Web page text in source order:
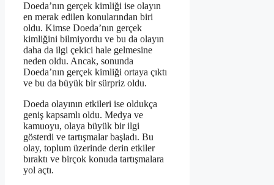
Doeda’nın gerçek kimliği ise olayın
en merak edilen konularından biri
oldu. Kimse Doeda’nın gerçek
kimliğini bilmiyordu ve bu da olayın
daha da ilgi çekici hale gelmesine
neden oldu. Ancak, sonunda
Doeda’nın gerçek kimliği ortaya çıktı
ve bu da büyük bir sürpriz oldu.
Doeda olayının etkileri ise oldukça
geniş kapsamlı oldu. Medya ve
kamuoyu, olaya büyük bir ilgi
gösterdi ve tartışmalar başladı. Bu
olay, toplum üzerinde derin etkiler
bıraktı ve birçok konuda tartışmalara
yol açtı.